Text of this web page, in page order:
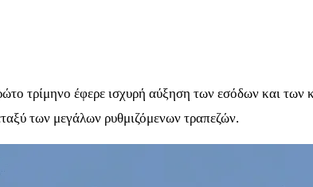
τρίμηνο έφερε ισχυρή αύξηση των εσόδων και των
των μεγάλων ρυθμιζόμενων τραπεζών.